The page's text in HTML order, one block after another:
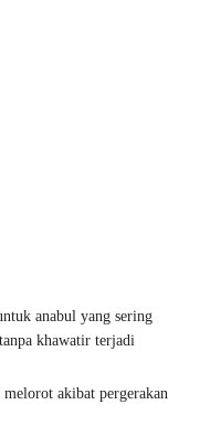
anabul yang sering
khawatir terjadi
akibat pergerakan